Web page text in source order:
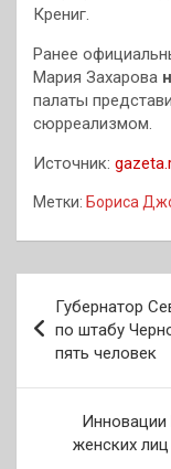
Крениг.
Ранее
Мария Захарова
палаты
сюрреализмом.
Источник:
Метки: Бориса
по
записям
Губернатор
по штабу
пять человек
Инновации
женских